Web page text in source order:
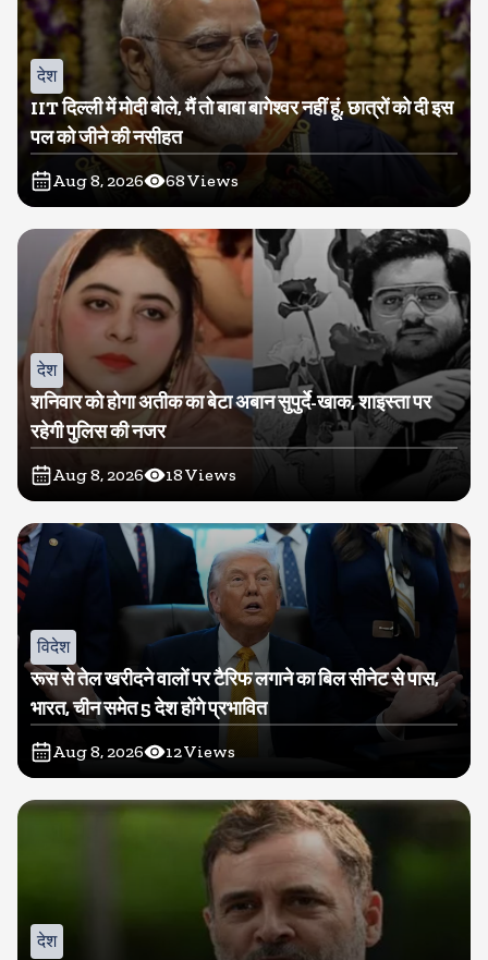
देश
IIT दिल्ली में मोदी बोले, मैं तो बाबा बागेश्वर नहीं हूं, छात्रों को दी इस
पल को जीने की नसीहत
Aug 8, 2026 68Views
देश
शनिवार को होगा अतीक का बेटा अबान सुपुर्दे-खाक, शाइस्ता पर
रहेगी पुलिस की नजर
Aug 8, 2026 18Views
विदेश
रूस से तेल खरीदने वालों पर टैरिफ लगाने का बिल सीनेट से पास,
भारत, चीन समेत 5 देश होंगे प्रभावित
Aug 8, 2026 12Views
देश